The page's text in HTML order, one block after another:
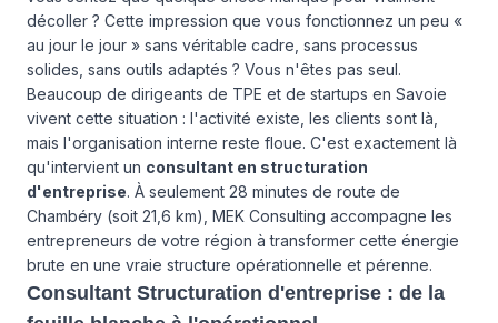
décoller ? Cette impression que vous fonctionnez un peu «
au jour le jour » sans véritable cadre, sans processus
solides, sans outils adaptés ? Vous n'êtes pas seul.
Beaucoup de dirigeants de TPE et de startups en Savoie
vivent cette situation : l'activité existe, les clients sont là,
mais l'organisation interne reste floue. C'est exactement là
qu'intervient un consultant en structuration
d'entreprise. À seulement 28 minutes de route de
Chambéry (soit 21,6 km), MEK Consulting accompagne les
entrepreneurs de votre région à transformer cette énergie
brute en une vraie structure opérationnelle et pérenne.
Consultant Structuration d'entreprise : de la